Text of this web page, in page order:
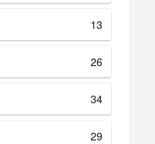
13
26
34
29